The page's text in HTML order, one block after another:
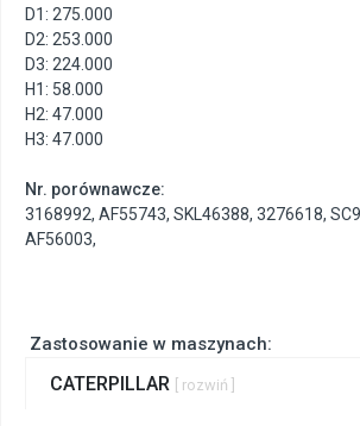
Zastosowanie w maszynach:
CATERPILLAR [ rozwiń ]
D1: 275.000
D2: 253.000
D3: 224.000
H1: 58.000
H2: 47.000
H3: 47.000
Nr. porównawcze:
3168992, AF55743, SKL46388, 3276618,
AF56003,